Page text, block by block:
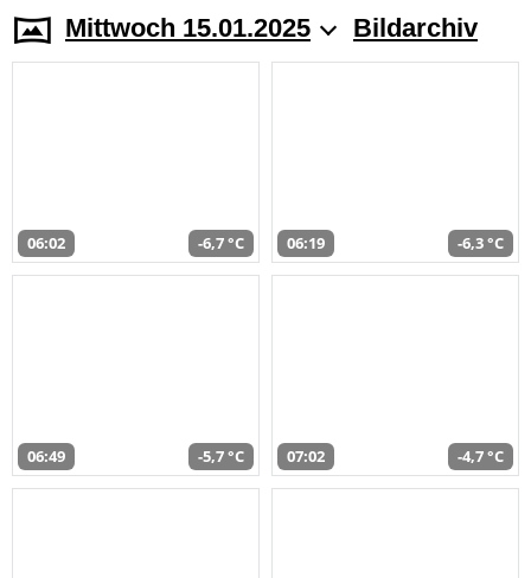
Mittwoch 15.01.2025 Bildarchiv
06:02 -6,7 °C 06:19 -6,3 °C
06:49 -5,7 °C 07:02 -4,7 °C